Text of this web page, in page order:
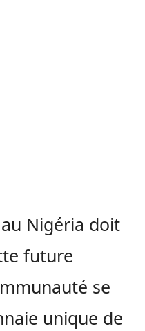
Nigéria doit
future
se
unique de